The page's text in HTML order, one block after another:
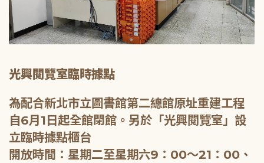
光興閱覽室臨時據點
為配合新北市立圖書館第二總館原址重建工程
自6月1日起全館閉館。另於「光興閱覽室」設
立臨時據點櫃台
開放時間：星期二至星期六9：00～21：00、